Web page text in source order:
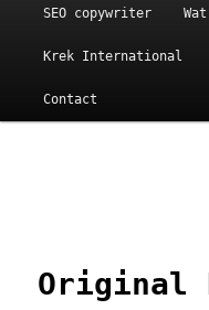
Hoofdmenu
SEO copywriter
Krek International
Contact
Original